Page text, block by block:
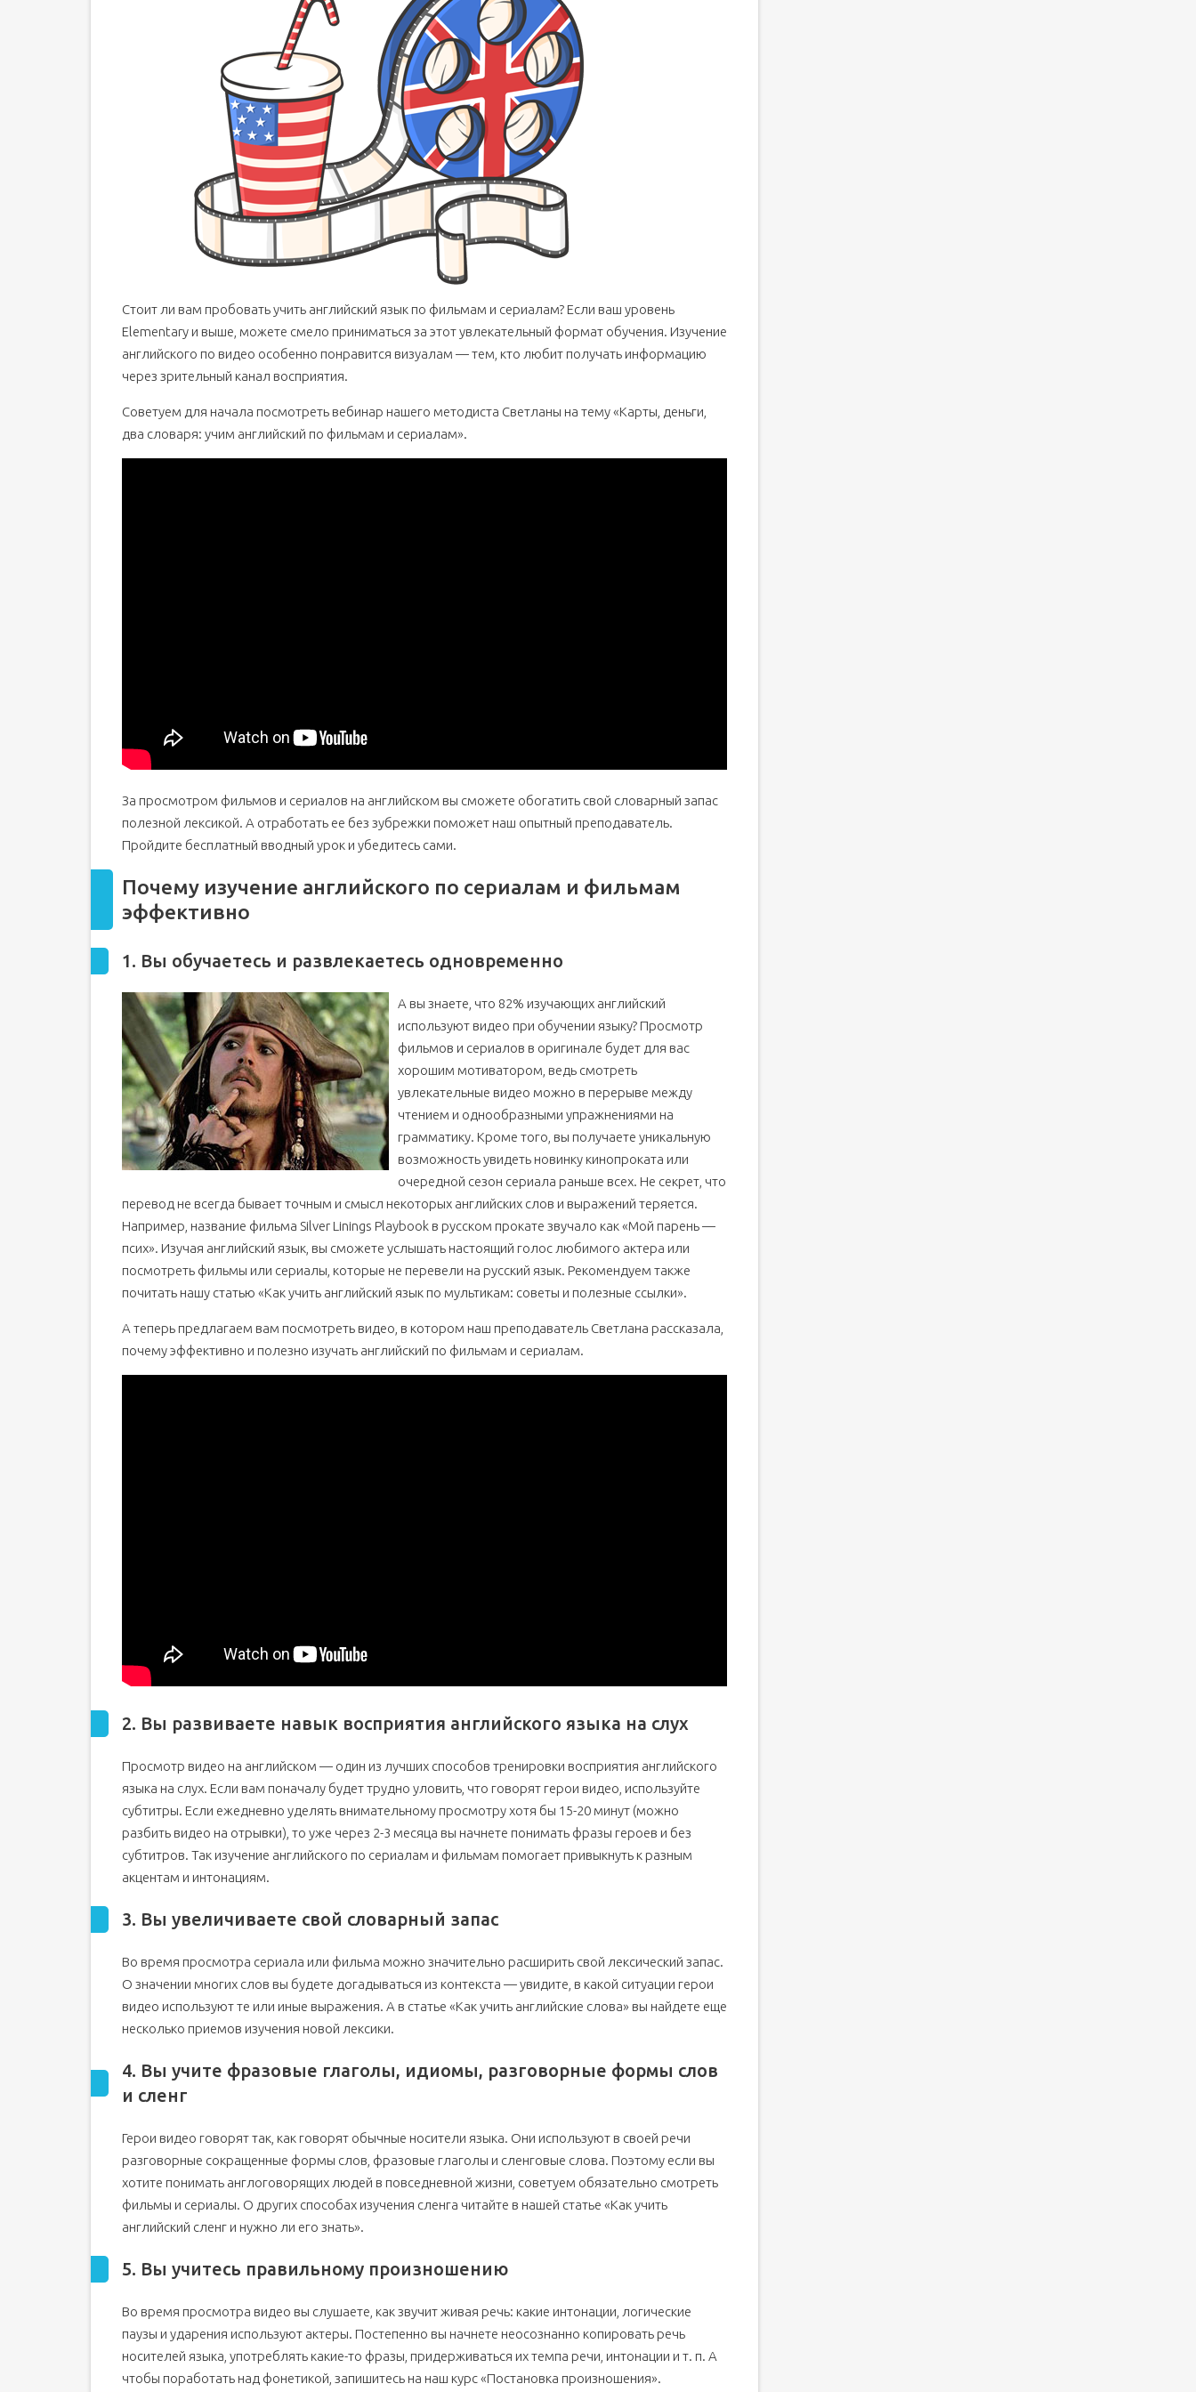
Стоит ли вам пробовать учить английский язык по фильмам и сериалам? Если ваш уровень
Elementary и выше, можете смело приниматься за этот увлекательный формат обучения. Изучение
английского по видео особенно понравится визуалам — тем, кто любит получать информацию
через зрительный канал восприятия.
Советуем для начала посмотреть вебинар нашего методиста Светланы на тему «Карты, деньги,
два словаря: учим английский по фильмам и сериалам».
За просмотром фильмов и сериалов на английском вы сможете обогатить свой словарный запас
полезной лексикой. А отработать ее без зубрежки поможет наш опытный преподаватель.
Пройдите бесплатный вводный урок и убедитесь сами.
Почему изучение английского по сериалам и фильмам
эффективно
1. Вы обучаетесь и развлекаетесь одновременно
А вы знаете, что 82% изучающих английский
используют видео при обучении языку? Просмотр
фильмов и сериалов в оригинале будет для вас
хорошим мотиватором, ведь смотреть
увлекательные видео можно в перерыве между
чтением и однообразными упражнениями на
грамматику. Кроме того, вы получаете уникальную
возможность увидеть новинку кинопроката или
очередной сезон сериала раньше всех. Не секрет, что
перевод не всегда бывает точным и смысл некоторых английских слов и выражений теряется.
Например, название фильма Silver Linings Playbook в русском прокате звучало как «Мой парень —
псих». Изучая английский язык, вы сможете услышать настоящий голос любимого актера или
посмотреть фильмы или сериалы, которые не перевели на русский язык. Рекомендуем также
почитать нашу статью «Как учить английский язык по мультикам: советы и полезные ссылки».
А теперь предлагаем вам посмотреть видео, в котором наш преподаватель Светлана рассказала,
почему эффективно и полезно изучать английский по фильмам и сериалам.
2. Вы развиваете навык восприятия английского языка на слух
Просмотр видео на английском — один из лучших способов тренировки восприятия английского
языка на слух. Если вам поначалу будет трудно уловить, что говорят герои видео, используйте
субтитры. Если ежедневно уделять внимательному просмотру хотя бы 15-20 минут (можно
разбить видео на отрывки), то уже через 2-3 месяца вы начнете понимать фразы героев и без
субтитров. Так изучение английского по сериалам и фильмам помогает привыкнуть к разным
акцентам и интонациям.
3. Вы увеличиваете свой словарный запас
Во время просмотра сериала или фильма можно значительно расширить свой лексический запас.
О значении многих слов вы будете догадываться из контекста — увидите, в какой ситуации герои
видео используют те или иные выражения. А в статье «Как учить английские слова» вы найдете еще
несколько приемов изучения новой лексики.
4. Вы учите фразовые глаголы, идиомы, разговорные формы слов
и сленг
Герои видео говорят так, как говорят обычные носители языка. Они используют в своей речи
разговорные сокращенные формы слов, фразовые глаголы и сленговые слова. Поэтому если вы
хотите понимать англоговорящих людей в повседневной жизни, советуем обязательно смотреть
фильмы и сериалы. О других способах изучения сленга читайте в нашей статье «Как учить
английский сленг и нужно ли его знать».
5. Вы учитесь правильному произношению
Во время просмотра видео вы слушаете, как звучит живая речь: какие интонации, логические
паузы и ударения используют актеры. Постепенно вы начнете неосознанно копировать речь
носителей языка, употреблять какие-то фразы, придерживаться их темпа речи, интонации и т. п. А
чтобы поработать над фонетикой, запишитесь на наш курс «Постановка произношения».